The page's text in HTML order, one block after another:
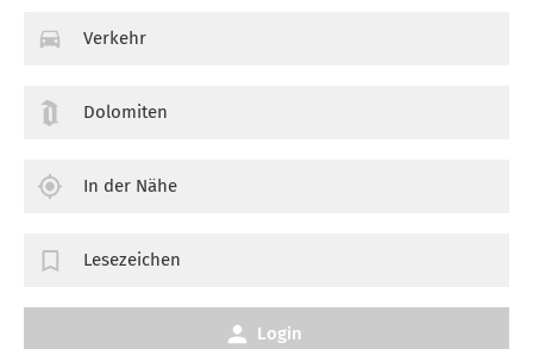
Verkehr
Dolomiten
In der Nähe
Lesezeichen
Login